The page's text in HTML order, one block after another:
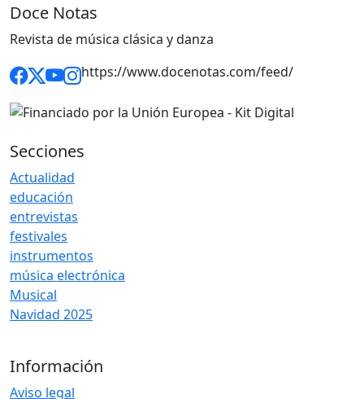
Doce Notas
Revista de música clásica y danza
https://www.docenotas.com/feed/
Secciones
Actualidad
educación
entrevistas
festivales
instrumentos
música electrónica
Musical
Navidad 2025
Información
Aviso legal